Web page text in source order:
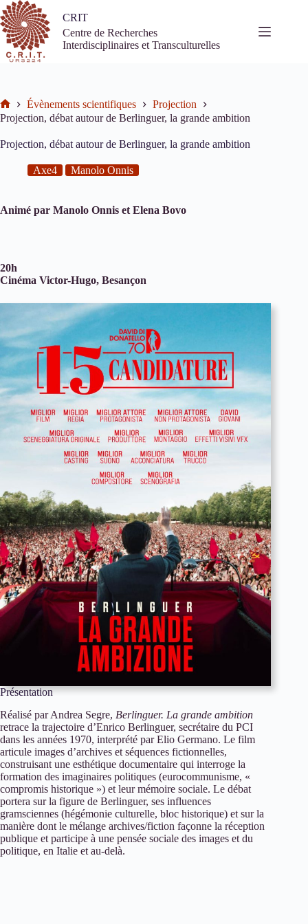
Passer
au
contenu
CRIT
Centre de Recherches
Interdisciplinaires et Transculturelles
Accueil
Évènements scientifiques
Projection
Projection, débat autour de Berlinguer, la grande ambition
Projection, débat autour de Berlinguer, la grande ambition
Axe4 Manolo Onnis
Animé par Manolo Onnis et Elena Bovo
20h
Cinéma Victor-Hugo, Besançon
Présentation
Réalisé par Andrea Segre, Berlinguer. La grande ambition
retrace la trajectoire d’Enrico Berlinguer, secrétaire du PCI
dans les années 1970, interprété par Elio Germano. Le film
articule images d’archives et séquences fictionnelles,
construisant une esthétique documentaire qui interroge la
formation des imaginaires politiques (eurocommunisme, «
compromis historique ») et leur mémoire sociale. Le débat
portera sur la figure de Berlinguer, ses influences
gramsciennes (hégémonie culturelle, bloc historique) et sur la
manière dont le mélange archives/fiction façonne la réception
publique et participe à une pensée sociale des images et du
politique, en Italie et au-delà.